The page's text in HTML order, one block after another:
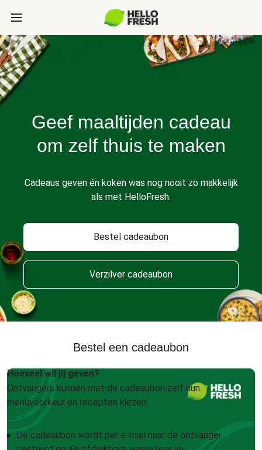
Geef maaltijden cadeau
om zelf thuis te maken
Cadeaus geven én koken was nog nooit zo makkelijk
als met HelloFresh.
Bestel cadeaubon
Verzilver cadeaubon
Bestel een cadeaubon
Hoeveel wil jij geven?
Ontvangers kunnen met de cadeaubon zelf hun
menuvoorkeur en recepten kiezen.
De cadeaubon wordt per e-mail naar de ontvanger